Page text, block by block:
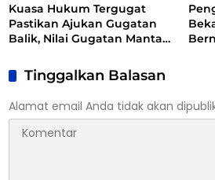
Kuasa Hukum Tergugat
Pastikan Ajukan Gugatan
Balik, Nilai Gugatan Mantan
Standing
Tinggalkan Balasan
Alamat email Anda tidak akan